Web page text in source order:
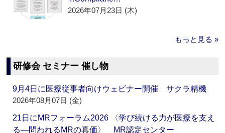
2026年07月23日 (木)
もっと見る »
研修会 セミナー 催し物
9月4日に医療従事者向けウェビナー開催 サクラ精機
2026年08月07日 (金)
21日にMRフォーラム2026 〈学び続ける力が医療を支え
る―問われるMRの真価〉 MR認定センター